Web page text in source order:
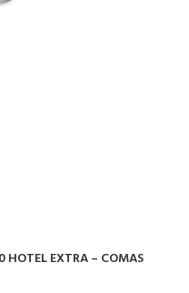
EXTRA – COMAS